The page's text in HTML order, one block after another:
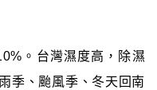
。台灣濕度高，除濕
季、颱風季、冬天回南